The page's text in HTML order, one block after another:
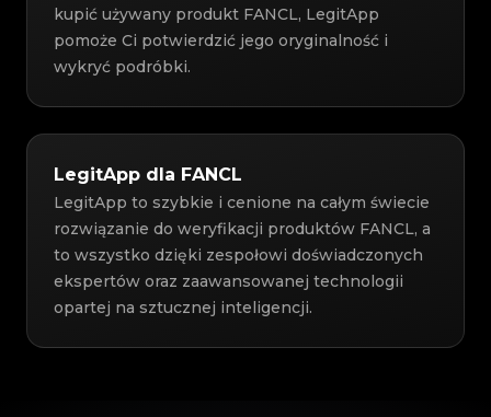
kupić używany produkt FANCL, LegitApp
pomoże Ci potwierdzić jego oryginalność i
wykryć podróbki.
LegitApp dla FANCL
LegitApp to szybkie i cenione na całym świecie
rozwiązanie do weryfikacji produktów FANCL, a
to wszystko dzięki zespołowi doświadczonych
ekspertów oraz zaawansowanej technologii
opartej na sztucznej inteligencji.